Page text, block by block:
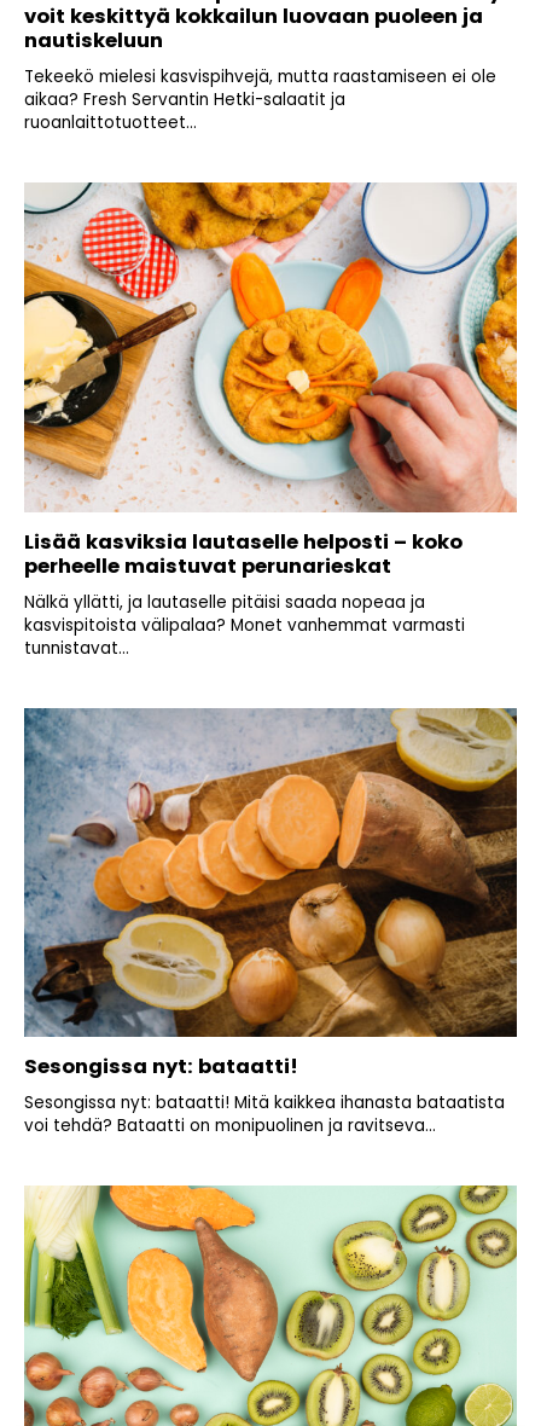
voit keskittyä kokkailun luovaan puoleen ja
nautiskeluun
Tekeekö mielesi kasvispihvejä, mutta raastamiseen ei ole
aikaa? Fresh Servantin Hetki-salaatit ja
ruoanlaittotuotteet...
Lisää kasviksia lautaselle helposti – koko
perheelle maistuvat perunarieskat
Nälkä yllätti, ja lautaselle pitäisi saada nopeaa ja
kasvispitoista välipalaa? Monet vanhemmat varmasti
tunnistavat...
Sesongissa nyt: bataatti!
Sesongissa nyt: bataatti! Mitä kaikkea ihanasta bataatista
voi tehdä? Bataatti on monipuolinen ja ravitseva...